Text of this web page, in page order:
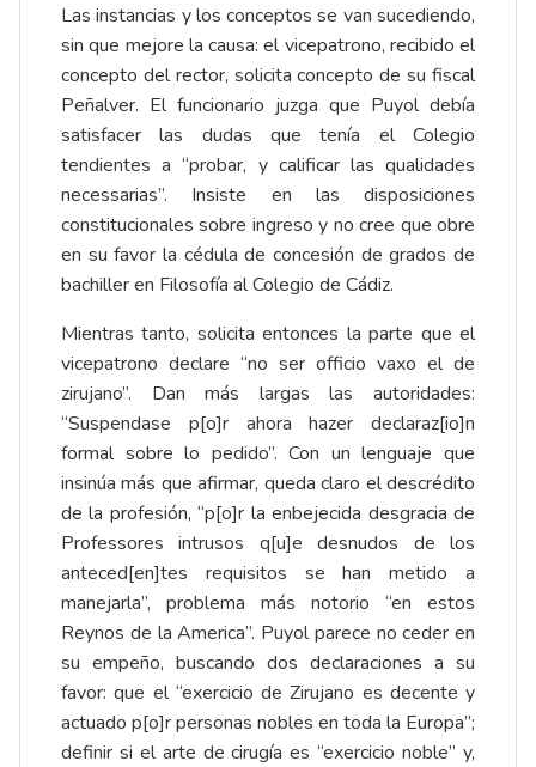
Las instancias y los conceptos se van sucediendo,
sin que mejore la causa: el vicepatrono, recibido el
concepto del rector, solicita concepto de su fiscal
Peñalver. El funcionario juzga que Puyol debía
satisfacer las dudas que tenía el Colegio
tendientes a “probar, y calificar las qualidades
necessarias”. Insiste en las disposiciones
constitucionales sobre ingreso y no cree que obre
en su favor la cédula de concesión de grados de
bachiller en Filosofía al Colegio de Cádiz.
Mientras tanto, solicita entonces la parte que el
vicepatrono declare “no ser officio vaxo el de
zirujano”. Dan más largas las autoridades:
“Suspendase p[o]r ahora hazer declaraz[io]n
formal sobre lo pedido”. Con un lenguaje que
insinúa más que afirmar, queda claro el descrédito
de la profesión, “p[o]r la enbejecida desgracia de
Professores intrusos q[u]e desnudos de los
anteced[en]tes requisitos se han metido a
manejarla”, problema más notorio “en estos
Reynos de la America”. Puyol parece no ceder en
su empeño, buscando dos declaraciones a su
favor: que el “exercicio de Zirujano es decente y
actuado p[o]r personas nobles en toda la Europa”;
definir si el arte de cirugía es “exercicio noble” y,